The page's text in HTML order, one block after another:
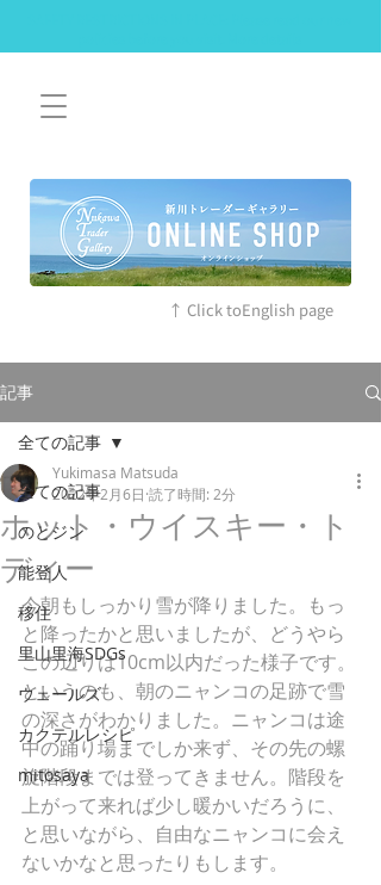
↑ Click toEnglish page
記事
全ての記事
のとジン
能登人
移住
里山里海SDGs
ウェールズ
カクテルレシピ
mitosaya
全ての記事
ホット・ウイスキー・ト
ディー
Yukimasa Matsuda
2022年2月6日 読了時間: 2分
今朝もしっかり雪が降りました。もっ
と降ったかと思いましたが、どうやら
この辺りは10cm以内だった様子です。
というのも、朝のニャンコの足跡で雪
の深さがわかりました。ニャンコは途
中の踊り場までしか来ず、その先の螺
旋階段までは登ってきません。階段を
上がって来れば少し暖かいだろうに、
と思いながら、自由なニャンコに会え
ないかなと思ったりもします。